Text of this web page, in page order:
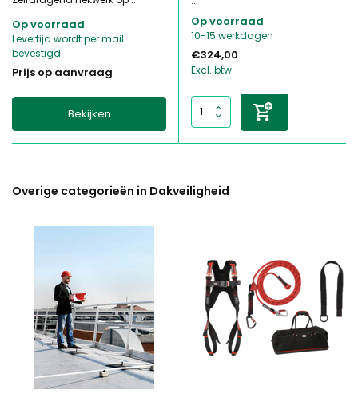
Op voorraad
Levertijd wordt per mail
bevestigd
Prijs op aanvraag
Bekijken
Op voorraad
10-15 werkdagen
€324,00
Excl. btw
Overige categorieën in Dakveiligheid